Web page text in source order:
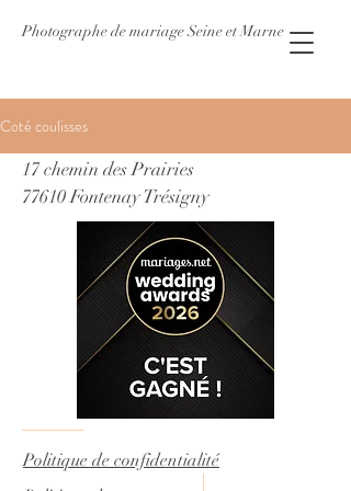
Photographe de mariage Seine et Marne
Coté coulisses
17 chemin des Prairies
77610 Fontenay Trésigny
Politique de confidentialité